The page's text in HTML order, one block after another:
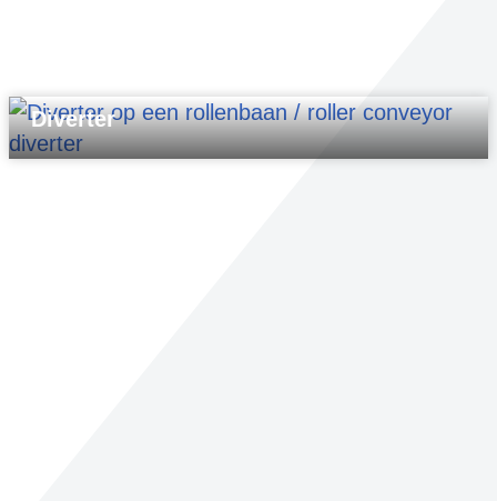
Diverter